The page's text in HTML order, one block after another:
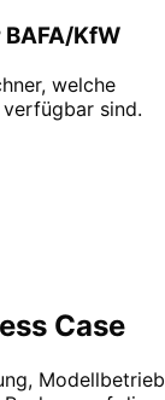
KfW
welche
sind.
Case
Modellbetrieb